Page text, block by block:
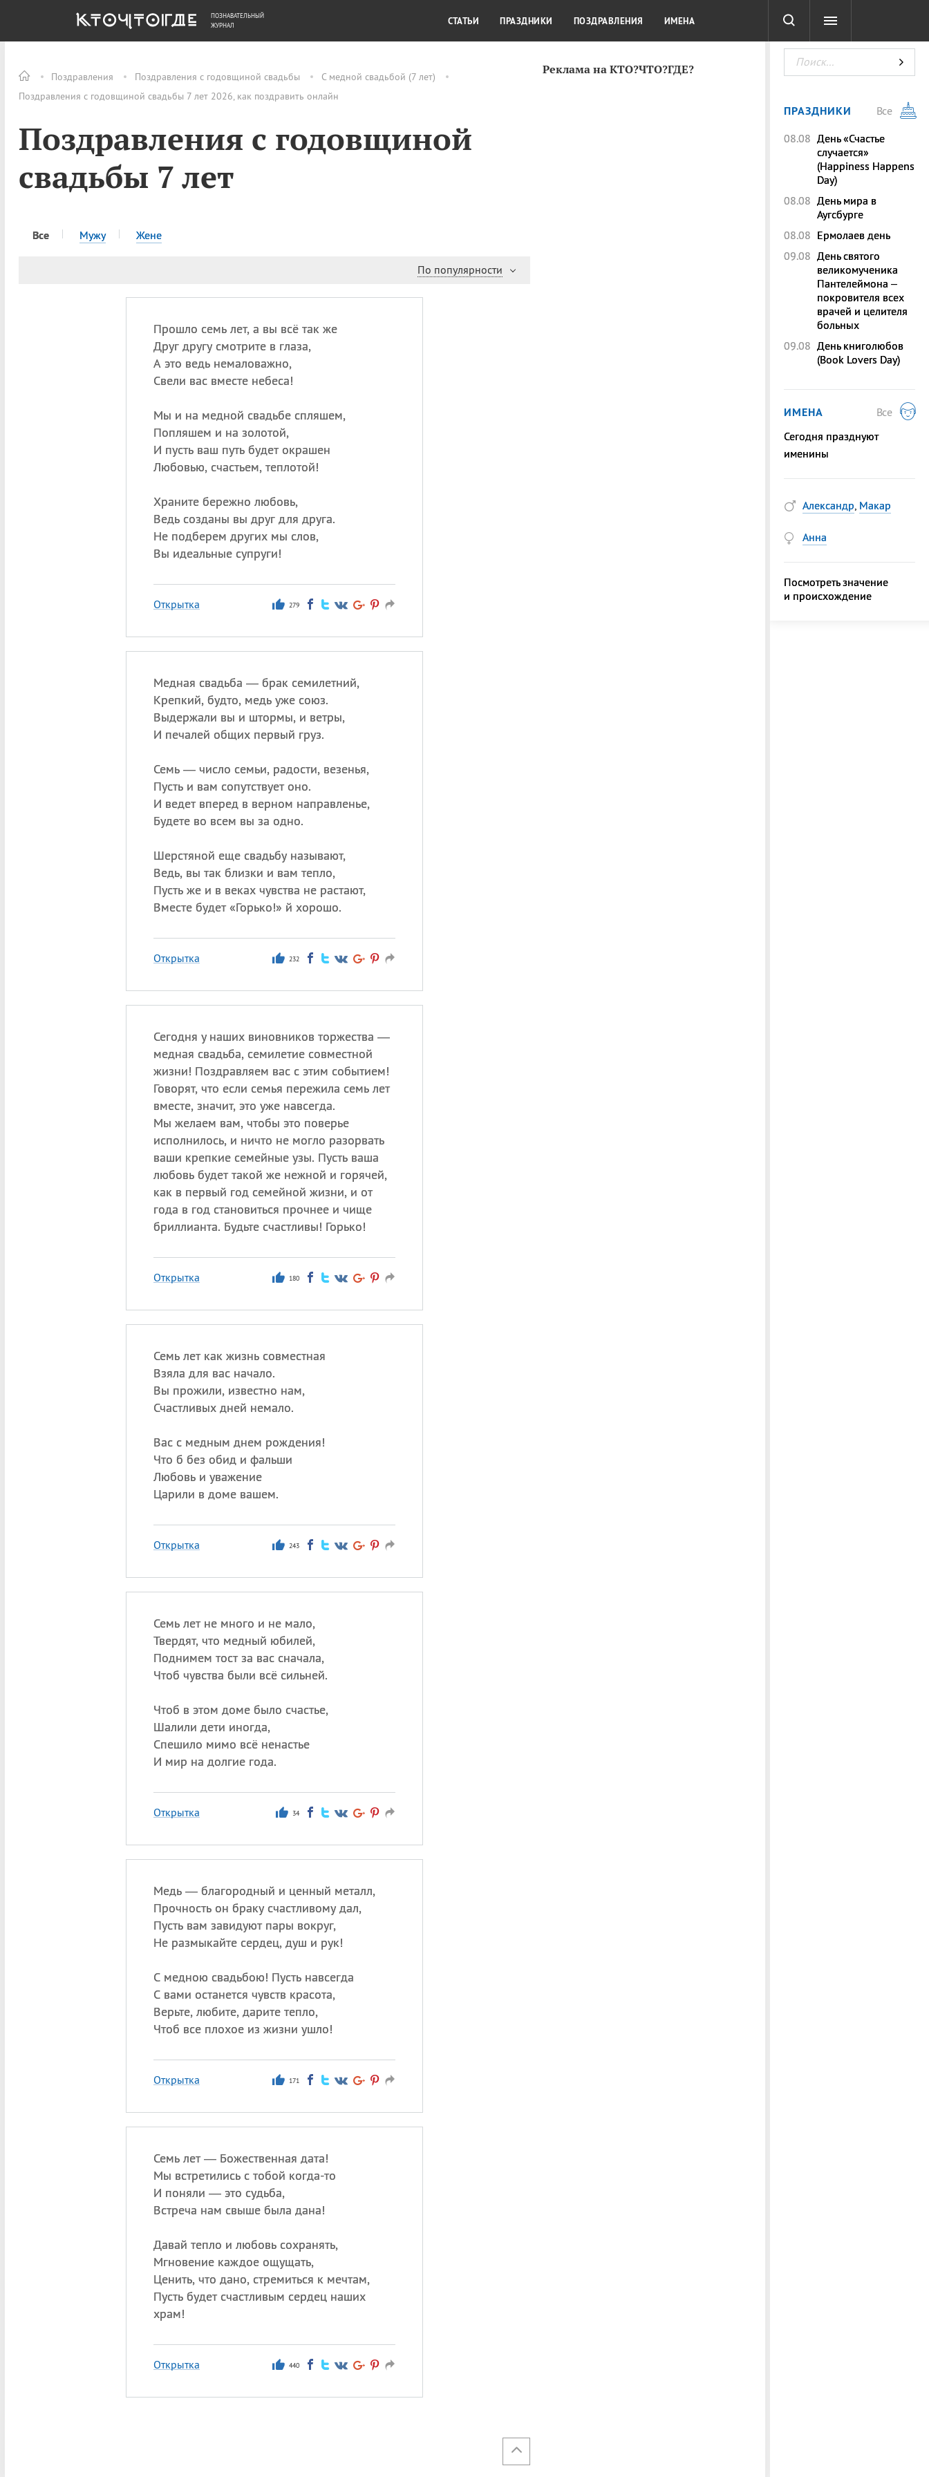
Поздравления Поздравления с годовщиной свадьбы
С медной свадьбой (7 лет)
Поздравления с годовщиной свадьбы 7 лет 2026, как поздравить онлайн
Поздравления с годовщиной
свадьбы 7 лет
Все Мужу Жене
По популярности
Прошло семь лет, а вы всё так же
Друг другу смотрите в глаза,
А это ведь немаловажно,
Свели вас вместе небеса!
Мы и на медной свадьбе спляшем,
Попляшем и на золотой,
И пусть ваш путь будет окрашен
Любовью, счастьем, теплотой!
Храните бережно любовь,
Ведь созданы вы друг для друга.
Не подберем других мы слов,
Вы идеальные супруги!
Открытка 279
Медная свадьба — брак семилетний,
Крепкий, будто, медь уже союз.
Выдержали вы и штормы, и ветры,
И печалей общих первый груз.
Семь — число семьи, радости, везенья,
Пусть и вам сопутствует оно.
И ведет вперед в верном направленье,
Будете во всем вы за одно.
Шерстяной еще свадьбу называют,
Ведь, вы так близки и вам тепло,
Пусть же и в веках чувства не растают,
Вместе будет «Горько!» й хорошо.
Открытка 232
Сегодня у наших виновников торжества —
медная свадьба, семилетие совместной
жизни! Поздравляем вас с этим событием!
Говорят, что если семья пережила семь лет
вместе, значит, это уже навсегда.
Мы желаем вам, чтобы это поверье
исполнилось, и ничто не могло разорвать
ваши крепкие семейные узы. Пусть ваша
любовь будет такой же нежной и горячей,
как в первый год семейной жизни, и от
года в год становиться прочнее и чище
бриллианта. Будьте счастливы! Горько!
Открытка 180
Семь лет как жизнь совместная
Взяла для вас начало.
Вы прожили, известно нам,
Счастливых дней немало.
Вас с медным днем рождения!
Что б без обид и фальши
Любовь и уважение
Царили в доме вашем.
Открытка 243
Семь лет не много и не мало,
Твердят, что медный юбилей,
Поднимем тост за вас сначала,
Чтоб чувства были всё сильней.
Чтоб в этом доме было счастье,
Шалили дети иногда,
Спешило мимо всё ненастье
И мир на долгие года.
Открытка 34
Медь — благородный и ценный металл,
Прочность он браку счастливому дал,
Пусть вам завидуют пары вокруг,
Не размыкайте сердец, душ и рук!
С медною свадьбою! Пусть навсегда
С вами останется чувств красота,
Верьте, любите, дарите тепло,
Чтоб все плохое из жизни ушло!
Открытка 171
Семь лет — Божественная дата!
Мы встретились с тобой когда-то
И поняли — это судьба,
Встреча нам свыше была дана!
Давай тепло и любовь сохранять,
Мгновение каждое ощущать,
Ценить, что дано, стремиться к мечтам,
Пусть будет счастливым сердец наших
храм!
Открытка 440
Реклама на КТО?ЧТО?ГДЕ?
ОБЩЕСТВО ДЕНЬГИ КУЛЬТУРА КРАСОТА ТЕСТЫ
ПОЗНАВАТЕЛЬНЫЙ
ЖУРНАЛ
СТАТЬИ ПРАЗДНИКИ ПОЗДРАВЛЕНИЯ ИМЕНА
ПРАЗДНИКИ
Все
08.08 День «Счастье
случается»
(Happiness Happens
Day)
08.08 День мира в
Аугсбурге
08.08 Ермолаев день
09.08 День святого
великомученика
Пантелеймона –
покровителя всех
врачей и целителя
больных
09.08 День книголюбов
(Book Lovers Day)
ИМЕНА
Все
Сегодня празднуют
именины
Александр, Макар
Анна
Посмотреть значение
и происхождение